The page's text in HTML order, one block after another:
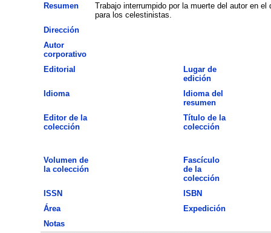
Resumen
Trabajo interrumpido por la muerte del autor en
para los celestinistas.
Dirección
Autor
corporativo
Editorial
Lugar de
edición
Idioma
Idioma del
resumen
Editor de la
colección
Título de la
colección
Volumen de
la colección
Fascículo
de la
colección
ISSN
ISBN
Área
Expedición
Notas